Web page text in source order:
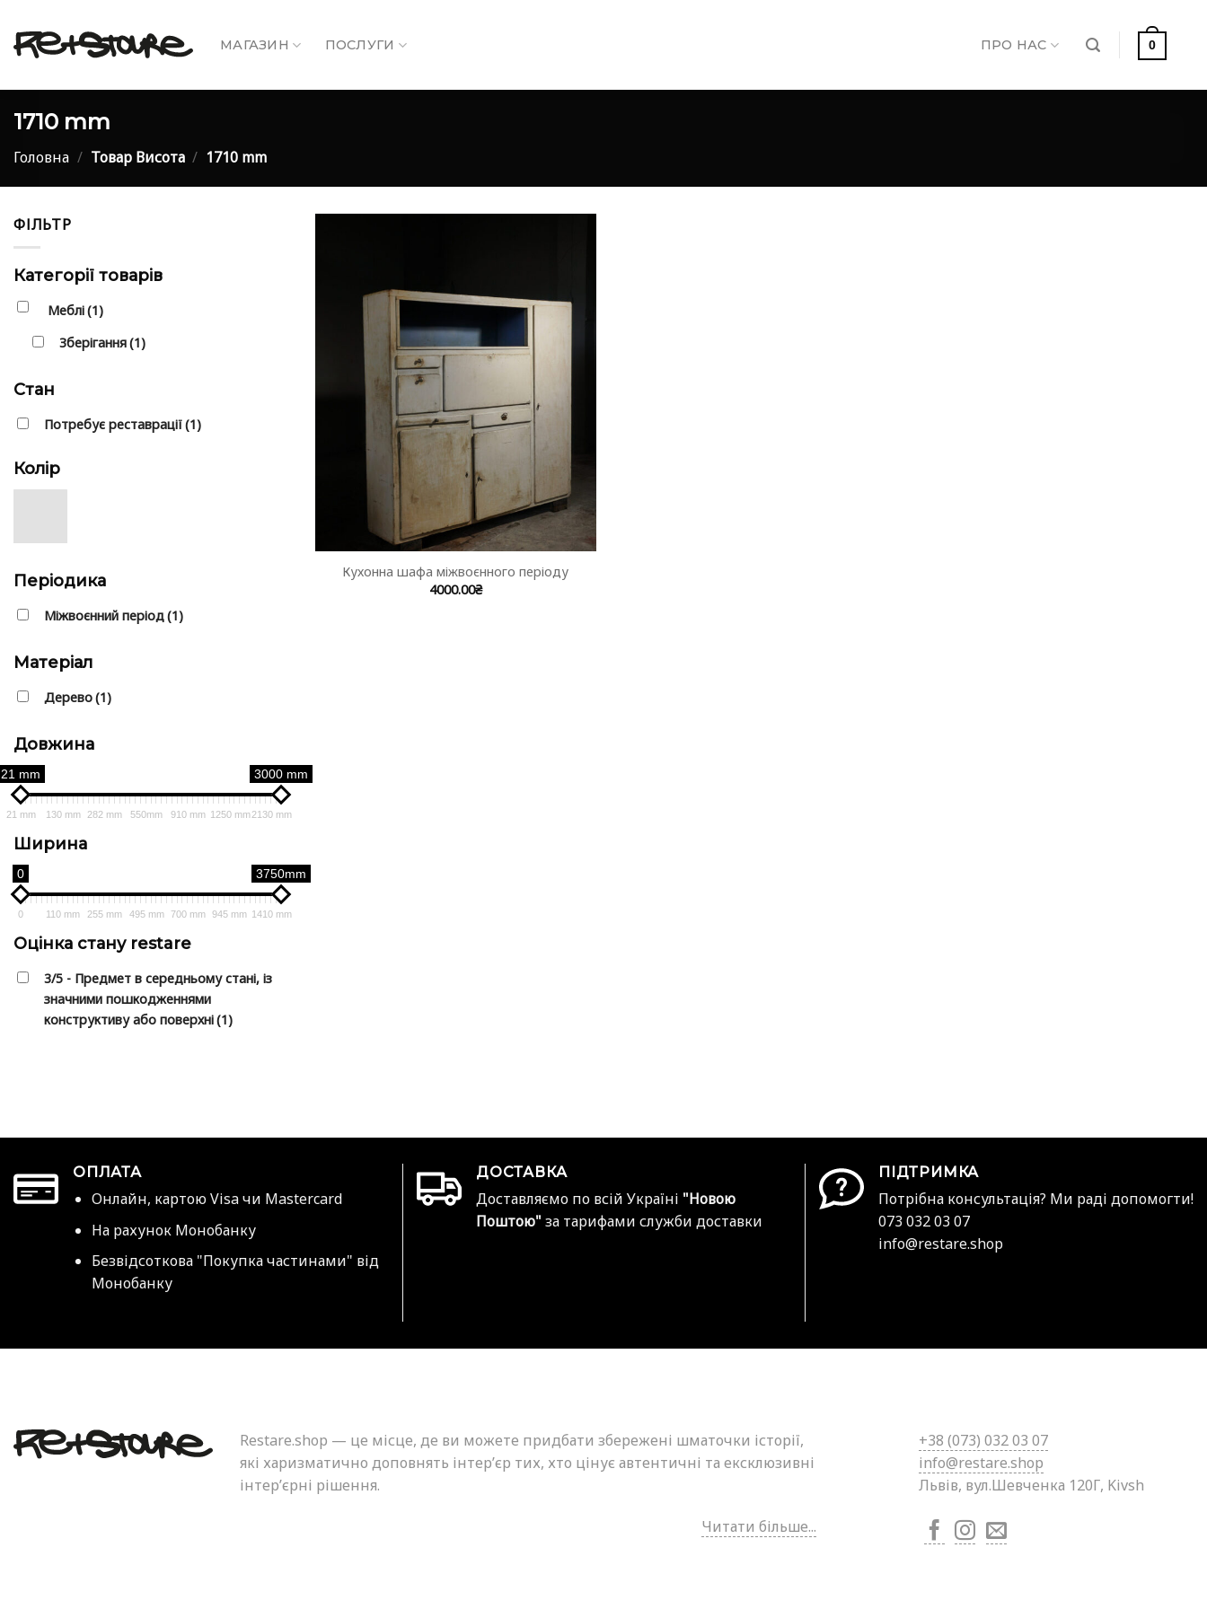
content
МАГАЗИН ПОСЛУГИ ПРО НАС 0
1710 mm
Головна / Товар Висота / 1710 mm
ФІЛЬТР
Категорії товарів
Меблі(1)
Зберігання(1)
Стан
Потребує реставрації(1)
Колір
Періодика
Міжвоєнний період(1)
Матеріал
Дерево(1)
Довжина
21 mm 3000 mm
21 mm 130 mm 282 mm 550mm 910 mm 1250 mm 2130 mm
Ширина
0 3750mm
0 110 mm 255 mm 495 mm 700 mm 945 mm 1410 mm
Оцінка стану restare
3/5 - Предмет в середньому стані, із
значними пошкодженнями
конструктиву або поверхні(1)
Кухонна шафа міжвоєнного періоду
4000.00₴
ОПЛАТА
Онлайн, картою Visa чи Mastercard
На рахунок Монобанку
Безвідсоткова "Покупка частинами" від
Монобанку
ДОСТАВКА
Доставляємо по всій Україні "Новою
Поштою" за тарифами служби доставки
ПІДТРИМКА
Потрібна консультація? Ми раді допомогти!
073 032 03 07
info@restare.shop
Restare.shop — це місце, де ви можете придбати збережені шматочки історії,
які харизматично доповнять інтер’єр тих, хто цінує автентичні та ексклюзивні
інтер’єрні рішення.
Читати більше...
+38 (073) 032 03 07
info@restare.shop
Львів, вул.Шевченка 120Г, Kivsh